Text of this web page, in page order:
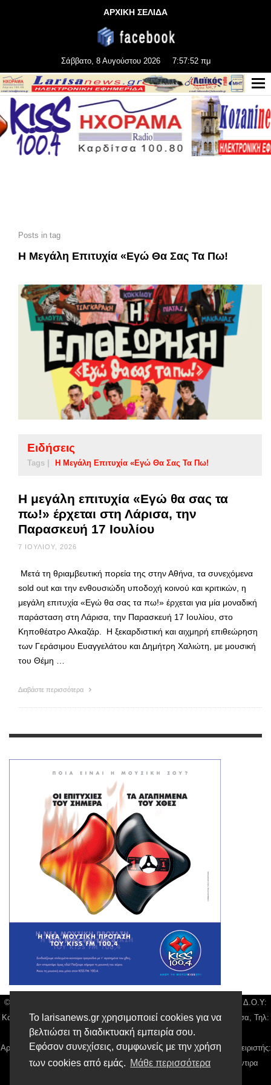
Το larisanews.gr χρησιμοποιεί cookies για να
βελτιώσει τη διαδικτυακή εμπειρία σου.
Εφόσον συνεχίσεις, συμφωνείς με την χρήση
των cookies από εμάς. Μάθε περισσότερα
ΑΡΧΙΚΗ ΣΕΛΙΔΑ
Σάββατο, 8 Αυγούστου 2026 7:57:52 πμ
Posts in tag
Η Μεγάλη Επιτυχία «Εγώ Θα Σας Τα Πω!
Ειδήσεις
Tags | Η Μεγάλη Επιτυχία «Εγώ Θα Σας Τα Πω!
Η μεγάλη επιτυχία «Εγώ θα σας τα
πω!» έρχεται στη Λάρισα, την
Παρασκευή 17 Ιουλίου
7 ΙΟΥΛΊΟΥ, 2026
Μετά τη θριαμβευτική πορεία της στην Αθήνα, τα συνεχόμενα
sold out και την ενθουσιώδη υποδοχή κοινού και κριτικών, η
μεγάλη επιτυχία «Εγώ θα σας τα πω!» έρχεται για μία μοναδική
παράσταση στη Λάρισα, την Παρασκευή 17 Ιουλίου, στο
Κηποθέατρο Αλκαζάρ. Η ξεκαρδιστική και αιχμηρή επιθεώρηση
των Γεράσιμου Ευαγγελάτου και Δημήτρη Χαλιώτη, με μουσική
του Θέμη …
Διαβάστε περισσότερα
© Larisa News | Διακριτικός Τίτλος: Orion Media, ΑΦΜ: 043750542, Δ.Ο.Υ:
Καρδίτσας, Υπο/μα Λάρισας, Δ/νση: Φαρμακίδου 36 τ.κ 41222 Λάρισα, Τηλ:
2410 259100, email: news@larisanews.gr
Αρ. Γεμή: 018804431000, Νόμιμος Εκπρόσωπος, Ιδιοκτήτης και Διαχειριστής:
Παναγιώτης Φιλίππου, Διευθύντρια: Γιαννουσά Βασιλική, Διευθύντιρα